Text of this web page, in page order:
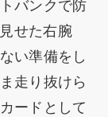
バンクで防
せた右腕
い準備をし
走り抜けら
ードとして